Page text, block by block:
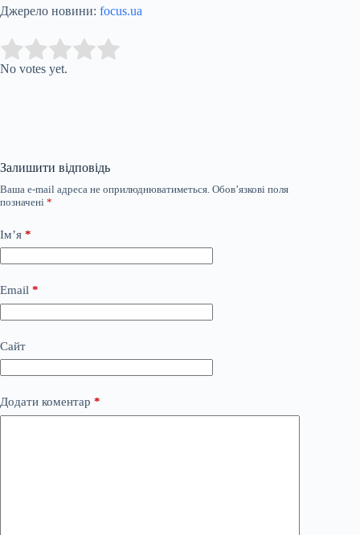
Джерело новини: focus.ua
Rate this item:
No votes yet.
Залишити відповідь
Ваша e-mail адреса не оприлюднюватиметься. Обов’язкові поля
позначені *
Ім’я *
Email *
Сайт
Додати коментар *